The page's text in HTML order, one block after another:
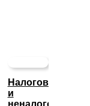
Налоговые
и